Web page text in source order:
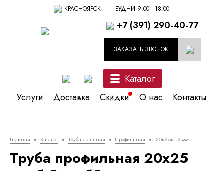
КРАСНОЯРСК БУДНИ 9:00 - 18:00
+7 (391) 290-40-77
ЗАКАЗАТЬ ЗВОНОК
Каталог
Услуги
Доставка Скидки О нас Контакты
Главная Каталог Труба стальная Профильная 20x25x1.2 мм
Труба профильная 20x25